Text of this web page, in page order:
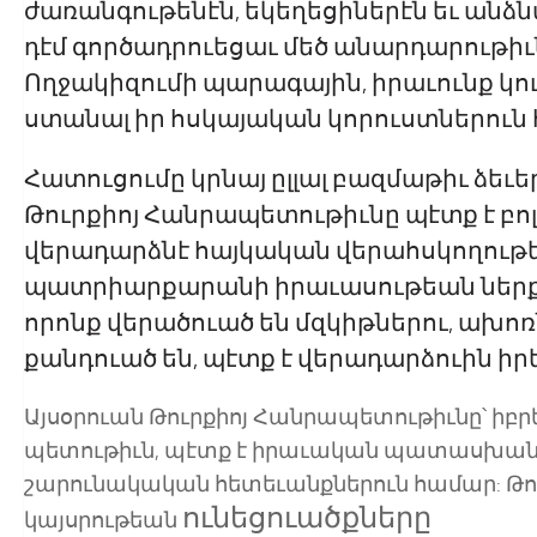
ժառանգութենէն, եկեղեցիներէն եւ
դէմ գործադրուեցաւ մեծ
Ողջակիզումի պարագային, իրաւունք
ստանալ իր հսկայական
Հատուցումը կրնայ ըլլալ բազմաթիւ
Թուրքիոյ Հանրապետութիւնը պէտք է
վերադարձնէ հայկական
պատրիարքարանի իրաւասութեան
որոնք վերածուած են մզկիթներու,
քանդուած են, պէտք է վերադարձուին
Այսօրուան Թուրքիոյ Հանրապետութիւնը՝
պետութիւն, պէտք է իրաւական
շարունակական հետեւանքներուն համար:
կայսրութեան ունեցուածքները